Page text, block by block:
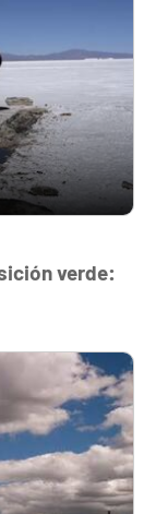
verde: